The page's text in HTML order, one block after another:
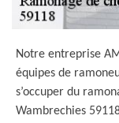
Notre entreprise
équipes de
s’occuper du
Wambrechies